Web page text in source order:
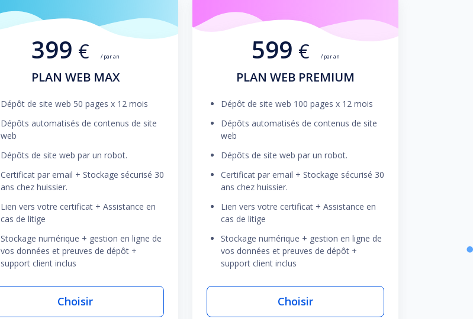
399 € / par an
PLAN WEB MAX
Dépôt de site web 50 pages x 12 mois
Dépôts automatisés de contenus de site
web
Dépôts de site web par un robot.
Certificat par email + Stockage sécurisé 30
ans chez huissier.
Lien vers votre certificat + Assistance en
cas de litige
Stockage numérique + gestion en ligne de
vos données et preuves de dépôt +
support client inclus
Choisir
599 € / par an
PLAN WEB PREMIUM
Dépôt de site web 100 pages x 12 mois
Dépôts automatisés de contenus de site
web
Dépôts de site web par un robot.
Certificat par email + Stockage sécurisé 30
ans chez huissier.
Lien vers votre certificat + Assistance en
cas de litige
Stockage numérique + gestion en ligne de
vos données et preuves de dépôt +
support client inclus
Choisir